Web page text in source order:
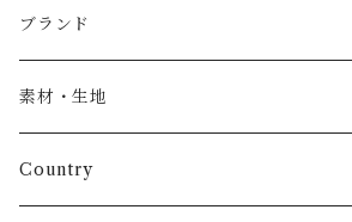
Baby
トップス
長袖
パンツ
ブランド
AS WE GROW
ARCH&LINE
素材・生地
コットン 100%
Country